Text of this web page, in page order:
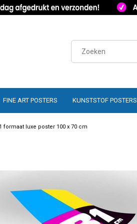
FINE ART POSTERS KUNSTSTOF POSTERS
formaat luxe poster 100 x 70 cm